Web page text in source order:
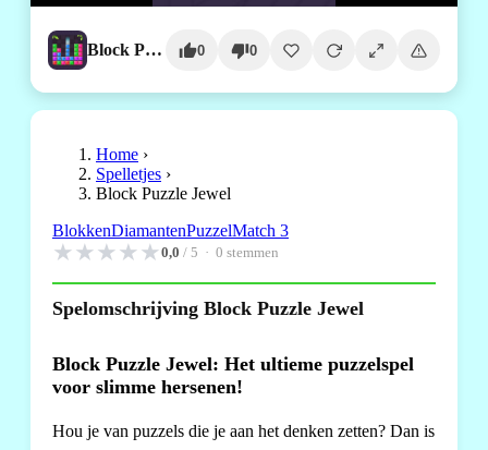
Block Puzzle Jewel 0 0
Home ›
Spelletjes ›
Block Puzzle Jewel
BlokkenDiamantenPuzzelMatch 3
★★★★★0,0 / 5 · 0 stemmen
Spelomschrijving Block Puzzle Jewel
Block Puzzle Jewel: Het ultieme puzzelspel
voor slimme hersenen!
Hou je van puzzels die je aan het denken zetten? Dan is